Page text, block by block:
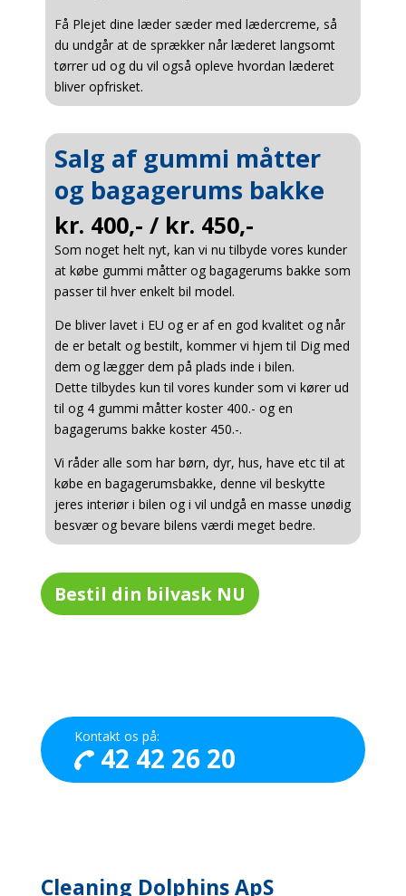
Få Plejet dine læder sæder med lædercreme, så
du undgår at de sprækker når læderet langsomt
tørrer ud og du vil også opleve hvordan læderet
bliver opfrisket.
Salg af gummi måtter
og bagagerums bakke
kr. 400,- / kr. 450,-
Som noget helt nyt, kan vi nu tilbyde vores kunder
at købe gummi måtter og bagagerums bakke som
passer til hver enkelt bil model.
De bliver lavet i EU og er af en god kvalitet og når
de er betalt og bestilt, kommer vi hjem til Dig med
dem og lægger dem på plads inde i bilen.
Dette tilbydes kun til vores kunder som vi kører ud
til og 4 gummi måtter koster 400.- og en
bagagerums bakke koster 450.-.
Vi råder alle som har børn, dyr, hus, have etc til at
købe en bagagerumsbakke, denne vil beskytte
jeres interiør i bilen og i vil undgå en masse unødig
besvær og bevare bilens værdi meget bedre.
Bestil din bilvask NU
Kontakt os på:
42 42 26 20
Cleaning Dolphins ApS